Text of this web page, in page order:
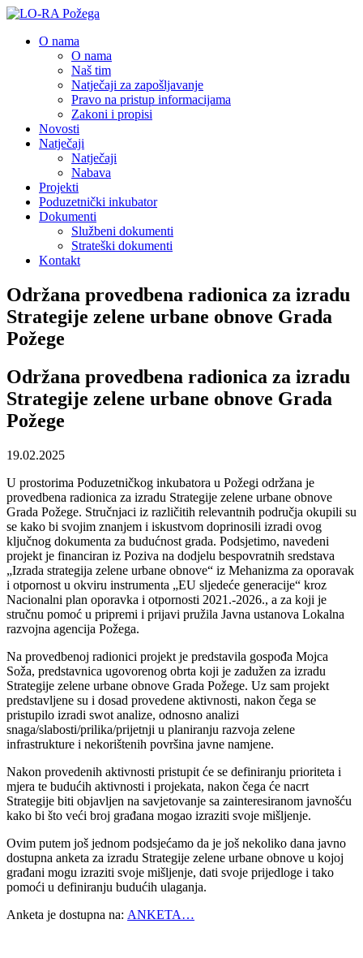
O nama
O nama
Naš tim
Natječaji za zapošljavanje
Pravo na pristup informacijama
Zakoni i propisi
Novosti
Natječaji
Natječaji
Nabava
Projekti
Poduzetnički inkubator
Dokumenti
Službeni dokumenti
Strateški dokumenti
Kontakt
Održana provedbena radionica za izradu
Strategije zelene urbane obnove Grada
Požege
Održana provedbena radionica za izradu
Strategije zelene urbane obnove Grada
Požege
19.02.2025
U prostorima Poduzetničkog inkubatora u Požegi održana je
provedbena radionica za izradu Strategije zelene urbane obnove
Grada Požege. Stručnjaci iz različitih relevantnih područja okupili su
se kako bi svojim znanjem i iskustvom doprinosili izradi ovog
ključnog dokumenta za budućnost grada. Podsjetimo, navedeni
projekt je financiran iz Poziva na dodjelu bespovratnih sredstava
„Izrada strategija zelene urbane obnove“ iz Mehanizma za oporavak
i otpornost u okviru instrumenta „EU sljedeće generacije“ kroz
Nacionalni plan oporavka i otpornosti 2021.-2026., a za koji je
stručnu pomoć u pripremi i prijavi pružila Javna ustanova Lokalna
razvojna agencija Požega.
Na provedbenoj radionici projekt je predstavila gospođa Mojca
Soža, predstavnica ugovorenog obrta koji je zadužen za izradu
Strategije zelene urbane obnove Grada Požege. Uz sam projekt
predstavljene su i dosad provedene aktivnosti, nakon čega se
pristupilo izradi swot analize, odnosno analizi
snaga/slabosti/prilika/prijetnji u planiranju razvoja zelene
infrastrukture i nekorištenih površina javne namjene.
Nakon provedenih aktivnosti pristupit će se definiranju prioriteta i
mjera te budućih aktivnosti i projekata, nakon čega će nacrt
Strategije biti objavljen na savjetovanje sa zainteresiranom javnošću
kako bi što veći broj građana mogao izraziti svoje mišljenje.
Ovim putem još jednom podsjećamo da je još nekoliko dana javno
dostupna anketa za izradu Strategije zelene urbane obnove u kojoj
građani mogu izraziti svoje mišljenje, dati svoje prijedloge i tako
pomoći u definiranju budućih ulaganja.
Anketa je dostupna na: ANKETA…